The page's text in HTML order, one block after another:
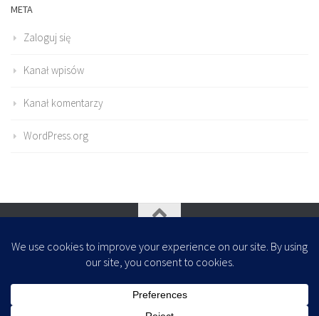
META
Zaloguj się
Kanał wpisów
Kanał komentarzy
WordPress.org
- Zaprojektowany z